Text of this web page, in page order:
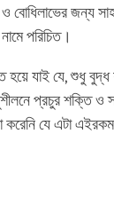
বোধিলাভের জন্য
পরিচিত।
হয়ে যাই যে, শুধু
প্রচুর শক্তি ও
যে এটা